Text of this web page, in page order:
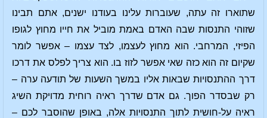
שתוארו זה עתה, שעוברות עלינו בעודנו ישנים, אתם תבינו
שזוהי התנסות שבה האדם באמת מוביל את חייו מחוץ לגופו
הפיזי, המרחבי. הוא מחוץ לעצמו, לצד עצמו – אפשר לומר
שקיום זה הוא כזה שאי אפשר לזוז בו. הוא צריך לפלס את דרכו
דרך ההתנסויות שבאות אליו במשך השעות של תודעה ערה –
רק שבסדר הפוך. גם אדם שדרך ראיה רוחית מדויקת השיג
ראיה על-חושית לתוך התנסויות אלה, באופן שהוסבר לכם –